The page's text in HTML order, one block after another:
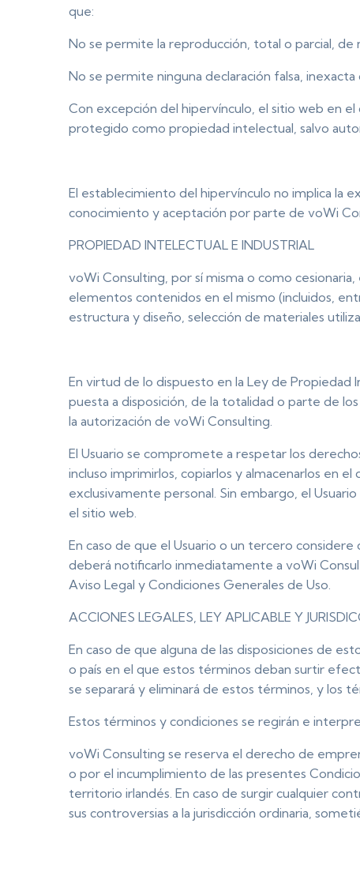
que:
No se permite la reproducción, total o parcial,
No se permite ninguna declaración falsa,
Con excepción del hipervínculo, el sitio web en
protegido como propiedad intelectual, salvo
El establecimiento del hipervínculo no implica la
conocimiento y aceptación por parte de voWi
PROPIEDAD INTELECTUAL E INDUSTRIAL
voWi Consulting, por sí misma o como
elementos contenidos en el mismo (incluidos,
estructura y diseño, selección de materiales
En virtud de lo dispuesto en la Ley de Propiedad
puesta a disposición, de la totalidad o parte de
la autorización de voWi Consulting.
El Usuario se compromete a respetar los
incluso imprimirlos, copiarlos y almacenarlos en
exclusivamente personal. Sin embargo, el
el sitio web.
En caso de que el Usuario o un tercero
deberá notificarlo inmediatamente a voWi
Aviso Legal y Condiciones Generales de Uso.
ACCIONES LEGALES, LEY APLICABLE Y
En caso de que alguna de las disposiciones de
o país en el que estos términos deban surtir
se separará y eliminará de estos términos, y los
Estos términos y condiciones se regirán e
voWi Consulting se reserva el derecho de
o por el incumplimiento de las presentes
territorio irlandés. En caso de surgir cualquier
sus controversias a la jurisdicción ordinaria,